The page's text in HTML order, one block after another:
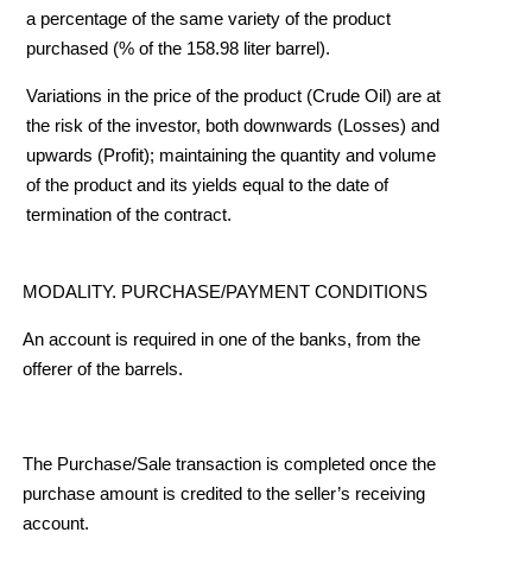
a percentage of the same variety of the product
purchased (% of the 158.98 liter barrel).
Variations in the price of the product (Crude Oil) are at
the risk of the investor, both downwards (Losses) and
upwards (Profit); maintaining the quantity and volume
of the product and its yields equal to the date of
termination of the contract.
MODALITY. PURCHASE/PAYMENT CONDITIONS
An account is required in one of the banks, from the
offerer of the barrels.
The Purchase/Sale transaction is completed once the
purchase amount is credited to the seller’s receiving
account.